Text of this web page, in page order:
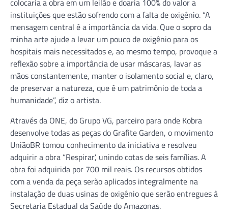
instituições que estão sofrendo com a falta de oxigênio. “A
mensagem central é a importância da vida. Que o sopro da
minha arte ajude a levar um pouco de oxigênio para os
hospitais mais necessitados e, ao mesmo tempo, provoque a
reflexão sobre a importância de usar máscaras, lavar as
mãos constantemente, manter o isolamento social e, claro,
de preservar a natureza, que é um patrimônio de toda a
humanidade”, diz o artista.
Através da ONE, do Grupo VG, parceiro para onde Kobra
desenvolve todas as peças do Grafite Garden, o movimento
UniãoBR tomou conhecimento da iniciativa e resolveu
adquirir a obra “Respirar’, unindo cotas de seis famílias. A
obra foi adquirida por 700 mil reais. Os recursos obtidos
com a venda da peça serão aplicados integralmente na
instalação de duas usinas de oxigênio que serão entregues à
Secretaria Estadual da Saúde do Amazonas.